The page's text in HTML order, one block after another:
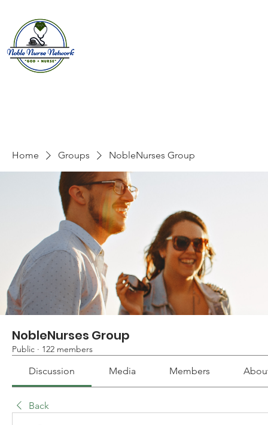
Home Groups NobleNurses Group
NobleNurses Group
Public · 122 members
Discussion Media Members
Back